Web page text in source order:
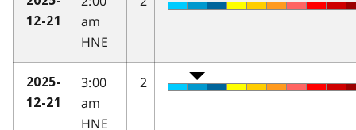
12-21
am
HNE
2025-
12-21
3:00
am
HNE
2